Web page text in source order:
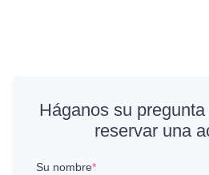
Háganos su
reservar una
Su nombre*